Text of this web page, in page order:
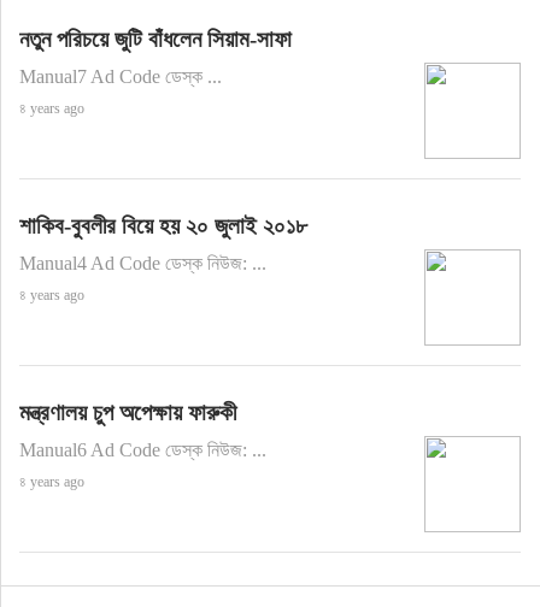
নতুন পরিচয়ে জুটি বাঁধলেন সিয়াম-সাফা
Manual7 Ad Code ডেস্ক ...
৪ years ago
শাকিব-বুবলীর বিয়ে হয় ২০ জুলাই ২০১৮
Manual4 Ad Code ডেস্ক নিউজ: ...
৪ years ago
মন্ত্রণালয় চুপ অপেক্ষায় ফারুকী
Manual6 Ad Code ডেস্ক নিউজ: ...
৪ years ago